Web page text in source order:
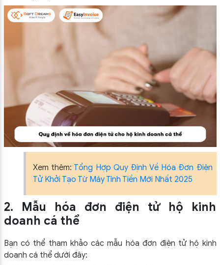
Xem thêm: Tổng Hợp Quy Định Về Hóa Đơn Điện
Tử Khởi Tạo Từ Máy Tính Tiền Mới Nhất 2025
2. Mẫu hóa đơn điện tử hộ kinh
doanh cá thể
Bạn có thể tham khảo các mẫu hóa đơn điện tử hộ kinh
doanh cá thể dưới đây: